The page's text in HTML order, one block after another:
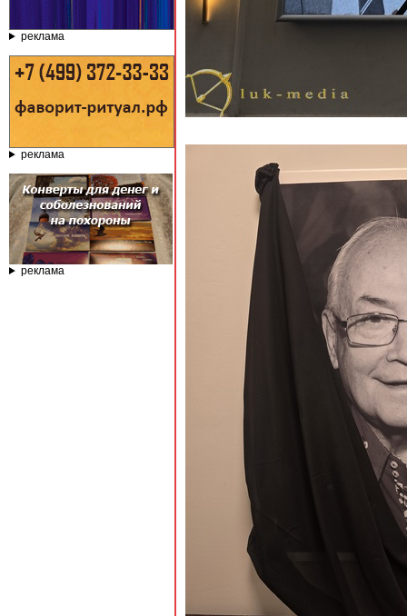
реклама
реклама
реклама